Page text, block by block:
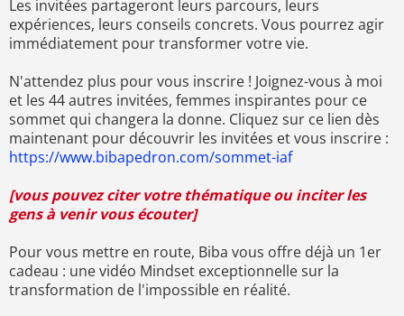
Les invitées partageront leurs parcours, leurs
expériences, leurs conseils concrets. Vous pourrez agir
immédiatement pour transformer votre vie.
N'attendez plus pour vous inscrire ! Joignez-vous à moi
et les 44 autres invitées, femmes inspirantes pour ce
sommet qui changera la donne. Cliquez sur ce lien dès
maintenant pour découvrir les invitées et vous inscrire :
https://www.bibapedron.com/sommet-iaf
[vous pouvez citer votre thématique ou inciter les
gens à venir vous écouter]
Pour vous mettre en route, Biba vous offre déjà un 1er
cadeau : une vidéo Mindset exceptionnelle sur la
transformation de l'impossible en réalité.